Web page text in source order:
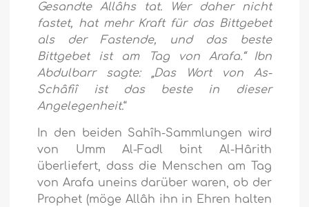
Gesandte Allâhs tat. Wer daher nicht
fastet, hat mehr Kraft für das Bittgebet
als der Fastende, und das beste
Bittgebet ist am Tag von Arafa.“ Ibn
Abdulbarr sagte: „Das Wort von As-
Schâfiî ist das beste in dieser
Angelegenheit.“
In den beiden Sahîh-Sammlungen wird
von Umm Al-Fadl bint Al-Hârith
überliefert, dass die Menschen am Tag
von Arafa uneins darüber waren, ob der
Prophet (möge Allâh ihn in Ehren halten